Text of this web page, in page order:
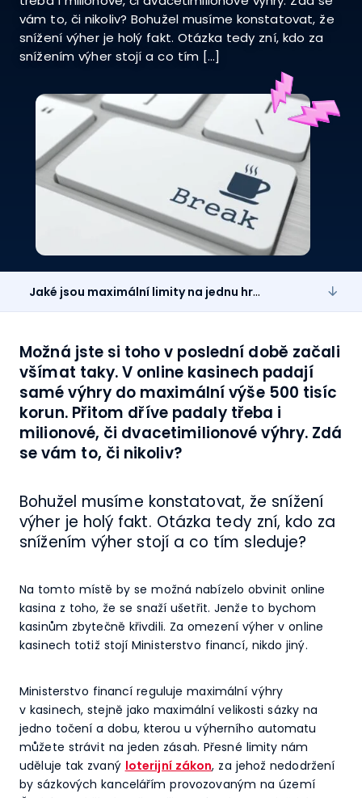
vám to, či nikoliv? Bohužel musíme konstatovat, že
snížení výher je holý fakt. Otázka tedy zní, kdo za
snížením výher stojí a co tím […]
Jaké jsou maximální limity na jednu hru?
Možná jste si toho v poslední době začali
všímat taky. V online kasinech padají
samé výhry do maximální výše 500 tisíc
korun. Přitom dříve padaly třeba i
milionové, či dvacetimilionové výhry. Zdá
se vám to, či nikoliv?
Bohužel musíme konstatovat, že snížení
výher je holý fakt. Otázka tedy zní, kdo za
snížením výher stojí a co tím sleduje?
Na tomto místě by se možná nabízelo obvinit online
kasina z toho, že se snaží ušetřit. Jenže to bychom
kasinům zbytečně křivdili. Za omezení výher v online
kasinech totiž stojí Ministerstvo financí, nikdo jiný.
Ministerstvo financí reguluje maximální výhry
v kasinech, stejně jako maximální velikosti sázky na
jedno točení a dobu, kterou u výherního automatu
můžete strávit na jeden zásah. Přesné limity nám
uděluje tak zvaný loterijní zákon, za jehož nedodržení
by sázkových kancelářím provozovaným na území